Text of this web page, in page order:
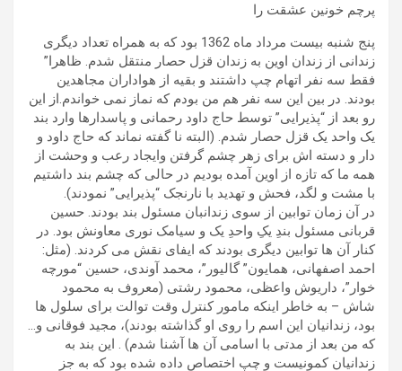
پرچم خونین عشقت را
پنج شنبه بیست مرداد ماه 1362 بود که به همراه تعداد دیگری
زندانی از زندان اوین به زندان قزل حصار منتقل شدم. ظاهرا”
فقط سه نفر اتهام چپ داشتند و بقیه از هواداران مجاهدین
بودند. در بین این سه نفر هم من بودم که نماز نمی خواندم.از این
رو بعد از “پذیرایی” توسط حاج داود رحمانی و پاسدارها وارد بند
یک واحد یک قزل حصار شدم. (البته نا گفته نماند که حاج داود و
دار و دسته اش برای زهر چشم گرفتن وایجاد رعب و وحشت از
همه ما که تازه از اوین آمده بودیم در حالی که چشم بند داشتیم
با مشت و لگد، فحش و تهدید با نارنجک “پذیرایی” نمودند).
در آن زمان توابین از سوی زندانبان مسئول بند بودند. حسین
قربانی مسئول بندِ یکِ واحدِ یک و سیامک نوری معاونش بود. در
کنار آن ها توابین دیگری بودند که ایفای نقش می کردند. (مثل:
احمد اصفهانی، همایون” گالیور”، محمد آوندی، حسین “مورچه
خوار”، داریوش واعظی، محمود رشتی (معروف به محمود
شاش – به خاطر اینکه مامور کنترل وقت توالت برای سلول ها
بود، زندانیان این اسم را روی او گذاشته بودند)، مجید فوقانی و…
که من بعد از مدتی با اسامی آن ها آشنا شدم) . این بند به
زندانیان کمونیست و چپ اختصاص داده شده بود که به جز